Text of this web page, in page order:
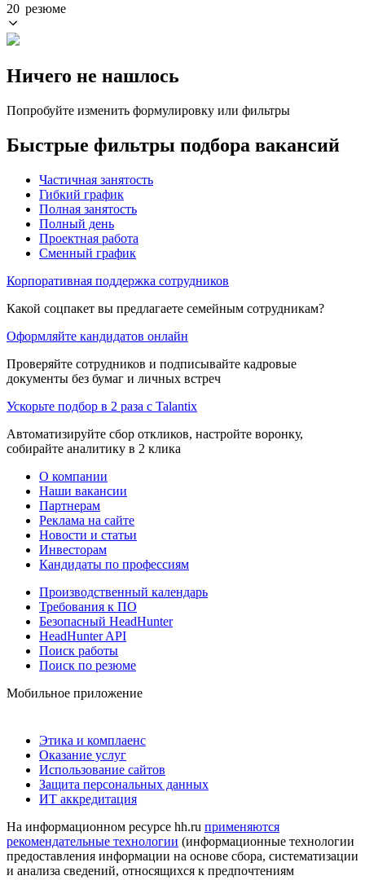
20 резюме
Ничего не нашлось
Попробуйте изменить формулировку или фильтры
Быстрые фильтры подбора вакансий
Частичная занятость
Гибкий график
Полная занятость
Полный день
Проектная работа
Сменный график
Корпоративная поддержка сотрудников
Какой соцпакет вы предлагаете семейным сотрудникам?
Оформляйте кандидатов онлайн
Проверяйте сотрудников и подписывайте кадровые
документы без бумаг и личных встреч
Ускорьте подбор в 2 раза с Talantix
Автоматизируйте сбор откликов, настройте воронку,
собирайте аналитику в 2 клика
О компании
Наши вакансии
Партнерам
Реклама на сайте
Новости и статьи
Инвесторам
Кандидаты по профессиям
Производственный календарь
Требования к ПО
Безопасный HeadHunter
HeadHunter API
Поиск работы
Поиск по резюме
Мобильное приложение
Этика и комплаенс
Оказание услуг
Использование сайтов
Защита персональных данных
ИТ аккредитация
На информационном ресурсе hh.ru применяются
рекомендательные технологии (информационные технологии
предоставления информации на основе сбора, систематизации
и анализа сведений, относящихся к предпочтениям